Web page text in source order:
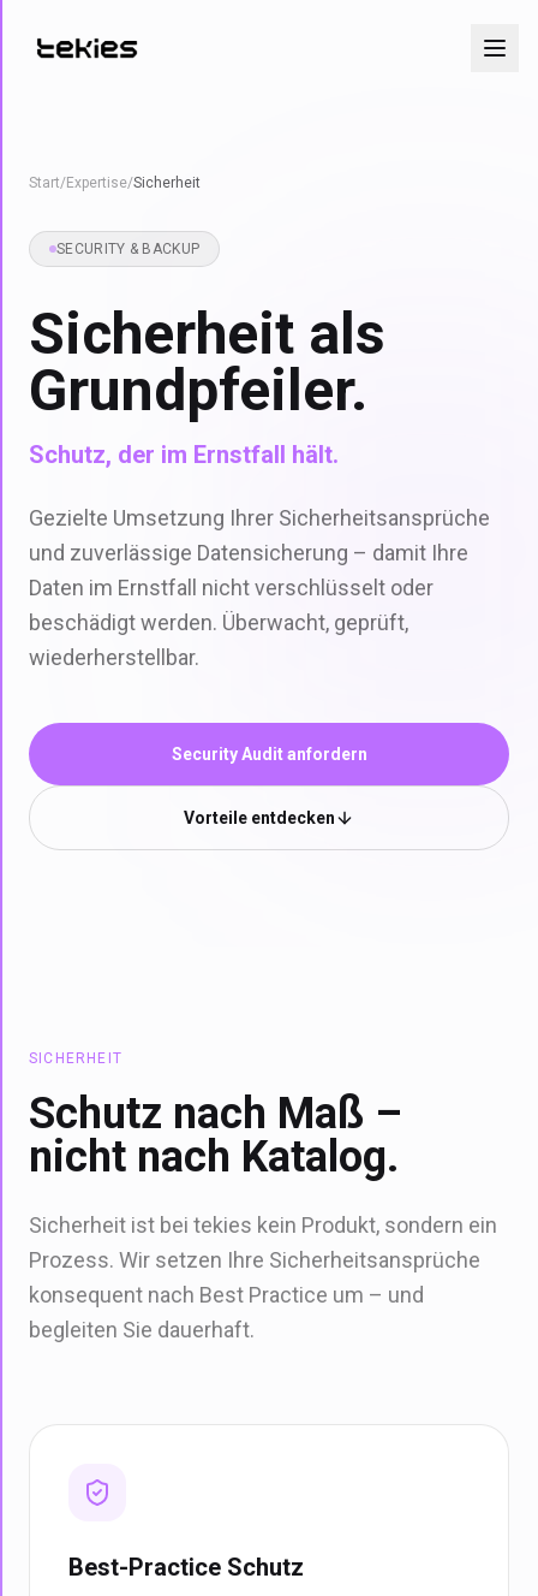
Start/Expertise/Sicherheit
SECURITY & BACKUP
Sicherheit als
Grundpfeiler.
Schutz, der im Ernstfall hält.
Gezielte Umsetzung Ihrer Sicherheitsansprüche
und zuverlässige Datensicherung – damit Ihre
Daten im Ernstfall nicht verschlüsselt oder
beschädigt werden. Überwacht, geprüft,
wiederherstellbar.
Security Audit anfordern
Vorteile entdecken
SICHERHEIT
Schutz nach Maß –
nicht nach Katalog.
Sicherheit ist bei tekies kein Produkt, sondern ein
Prozess. Wir setzen Ihre Sicherheitsansprüche
konsequent nach Best Practice um – und
begleiten Sie dauerhaft.
Best-Practice Schutz